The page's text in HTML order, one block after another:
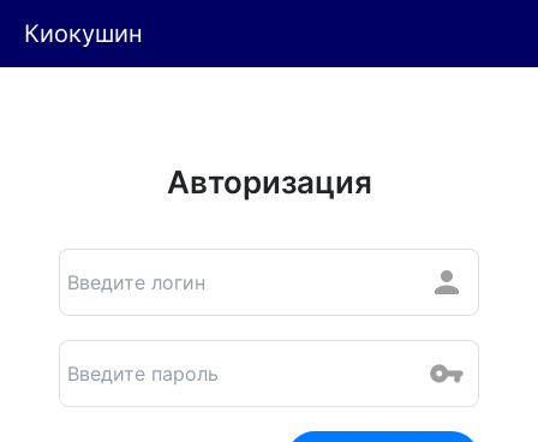
Киокушин
Авторизация